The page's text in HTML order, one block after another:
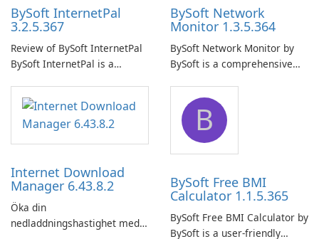
BySoft InternetPal
3.2.5.367
Review of BySoft InternetPal
BySoft InternetPal is a
application designed to
monitor your internet
connection and provide real-
time insights into its
BySoft Network
Monitor 1.3.5.364
BySoft Network Monitor by
BySoft is a comprehensive
designed to help businesses
effectively manage their
network infrastructure.
Internet Download
Manager 6.43.8.2
Öka din
nedladdningshastighet med
B
BySoft Free BMI
Calculator 1.1.5.365
BySoft Free BMI Calculator by
BySoft is a user-friendly